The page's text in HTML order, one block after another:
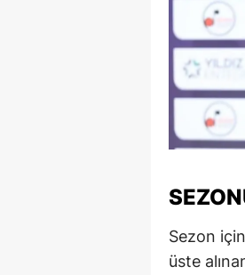
Sezon
üste